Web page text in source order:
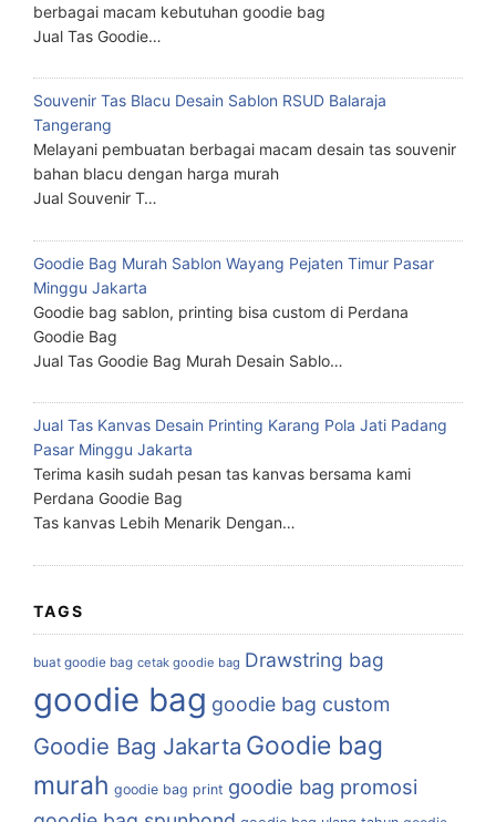
berbagai macam kebutuhan goodie bag
Jual Tas Goodie…
Souvenir Tas Blacu Desain Sablon RSUD Balaraja
Tangerang
Melayani pembuatan berbagai macam desain tas souvenir
bahan blacu dengan harga murah
Jual Souvenir T…
Goodie Bag Murah Sablon Wayang Pejaten Timur Pasar
Minggu Jakarta
Goodie bag sablon, printing bisa custom di Perdana
Goodie Bag
Jual Tas Goodie Bag Murah Desain Sablo…
Jual Tas Kanvas Desain Printing Karang Pola Jati Padang
Pasar Minggu Jakarta
Terima kasih sudah pesan tas kanvas bersama kami
Perdana Goodie Bag
Tas kanvas Lebih Menarik Dengan…
TAGS
buat goodie bag cetak goodie bag Drawstring bag
goodie bag goodie bag custom
Goodie Bag Jakarta Goodie bag
murah goodie bag print goodie bag promosi